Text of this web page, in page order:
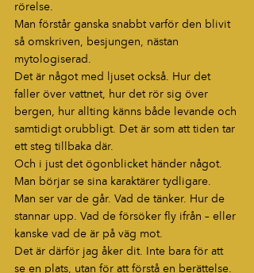
rörelse.
Man förstår ganska snabbt varför den blivit
så omskriven, besjungen, nästan
mytologiserad.
Det är något med ljuset också. Hur det
faller över vattnet, hur det rör sig över
bergen, hur allting känns både levande och
samtidigt orubbligt. Det är som att tiden tar
ett steg tillbaka där.
Och i just det ögonblicket händer något.
Man börjar se sina karaktärer tydligare.
Man ser var de går. Vad de tänker. Hur de
stannar upp. Vad de försöker fly ifrån – eller
kanske vad de är på väg mot.
Det är därför jag åker dit. Inte bara för att
se en plats, utan för att förstå en berättelse.